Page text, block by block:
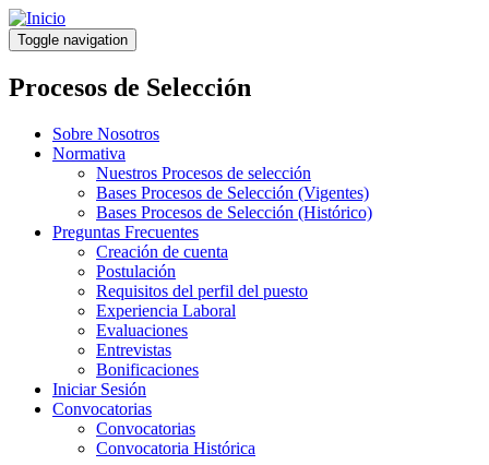
Pasar
al
contenido
principal
Toggle navigation
Procesos de Selección
Sobre Nosotros
Normativa
Nuestros Procesos de selección
Bases Procesos de Selección (Vigentes)
Bases Procesos de Selección (Histórico)
Preguntas Frecuentes
Creación de cuenta
Postulación
Requisitos del perfil del puesto
Experiencia Laboral
Evaluaciones
Entrevistas
Bonificaciones
Iniciar Sesión
Convocatorias
Convocatorias
Convocatoria Histórica